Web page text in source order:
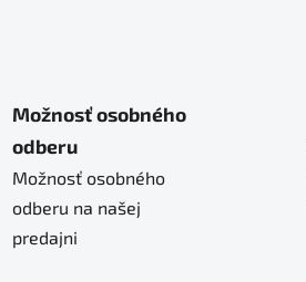
Možnosť osobného
odberu
Možnosť osobného
odberu na našej
predajni